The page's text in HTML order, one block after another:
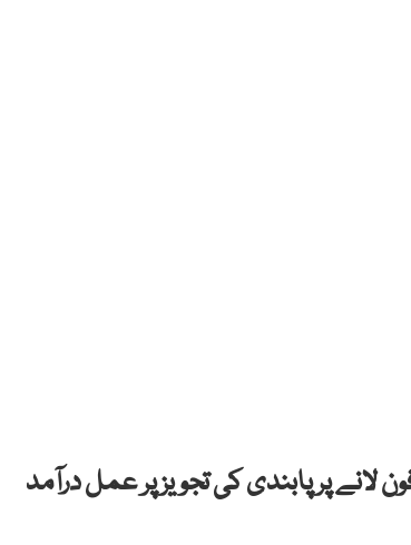
پر پابندی کی تجویز پر عمل درآمد